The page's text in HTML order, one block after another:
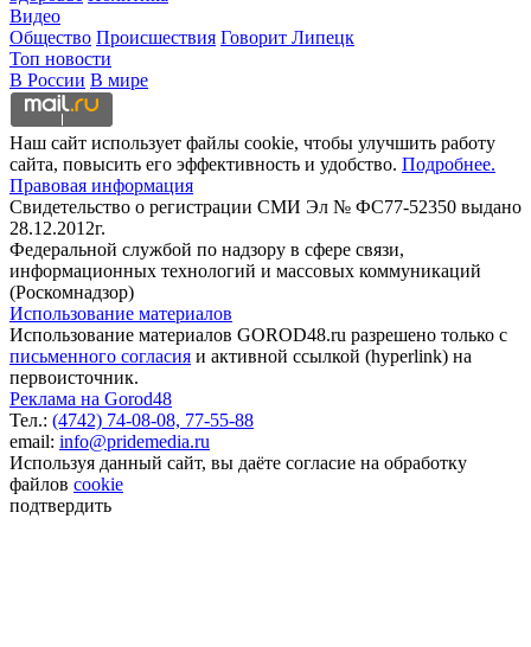
Видео
Общество Происшествия Говорит Липецк
Топ новости
В России В мире
Наш сайт использует файлы cookie, чтобы улучшить работу
сайта, повысить его эффективность и удобство. Подробнее.
Правовая информация
Свидетельство о регистрации СМИ Эл № ФС77-52350 выдано
28.12.2012г.
Федеральной службой по надзору в сфере связи,
информационных технологий и массовых коммуникаций
(Роскомнадзор)
Использование материалов
Использование материалов GOROD48.ru разрешено только с
письменного согласия и активной ссылкой (hyperlink) на
первоисточник.
Реклама на Gorod48
Тел.: (4742) 74-08-08, 77-55-88
email: info@pridemedia.ru
Используя данный сайт, вы даёте согласие на обработку
файлов cookie
подтвердить